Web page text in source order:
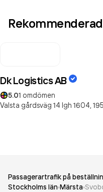
Dk Logistics AB
5.01 omdömen
Valsta gårdsväg 14 lgh 1604,
Passagerartrafik på
Stockholms län Märsta